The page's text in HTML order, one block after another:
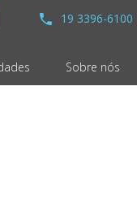
Sobre nós
19 3396-6100